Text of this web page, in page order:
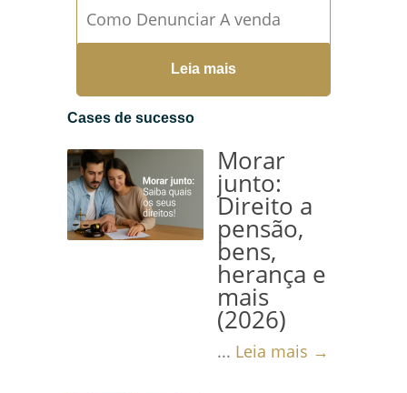
Como Denunciar A venda
casada é uma prática
comercial abusiva e ilegal que
ocorre quando um
Leia mais
Cases de sucesso
Morar
junto:
Direito a
pensão,
bens,
herança e
mais
(2026)
... Leia mais →